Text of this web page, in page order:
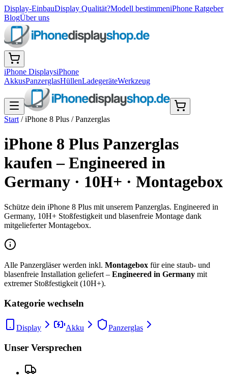
Display-EinbauDisplay Qualität?Modell bestimmeniPhone Ratgeber
BlogÜber uns
iPhone DisplaysiPhone
AkkusPanzerglasHüllenLadegeräteWerkzeug
Start /iPhone 8 Plus /Panzerglas
iPhone 8 Plus Panzerglas
kaufen – Engineered in
Germany · 10H+ · Montagebox
Schütze dein iPhone 8 Plus mit unserem Panzerglas. Engineered in
Germany, 10H+ Stoßfestigkeit und blasenfreie Montage dank
mitgelieferter Montagebox.
Alle Panzergläser werden inkl. Montagebox für eine staub- und
blasenfreie Installation geliefert – Engineered in Germany mit
extremer Stoßfestigkeit (10H+).
Kategorie wechseln
Display Akku Panzerglas
Unser Versprechen